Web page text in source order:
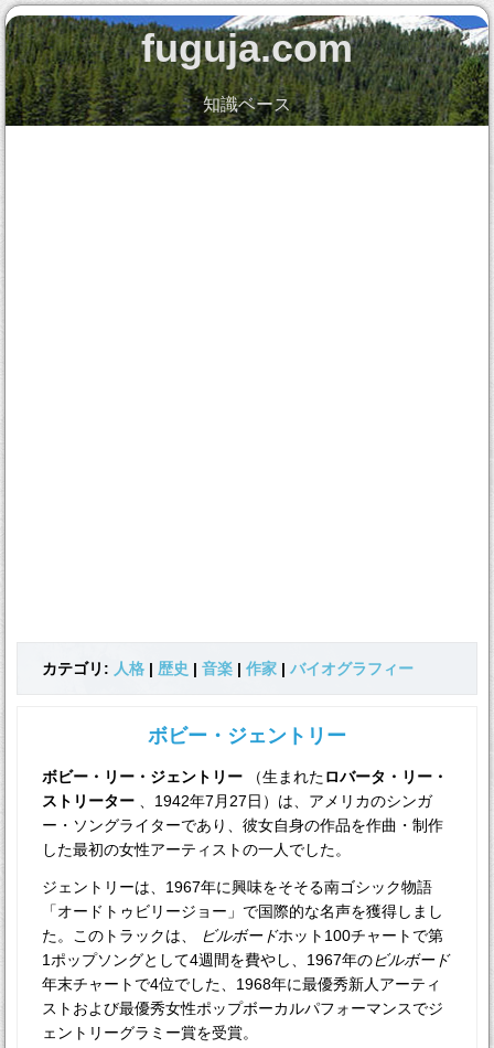
fuguja.com
知識ベース
カテゴリ: 人格 |歴史 |音楽 |作家 |バイオグラフィー
ボビー・ジェントリー
ボビー・リー・ジェントリー （生まれたロバータ・リー・
ストリーター 、1942年7月27日）は、アメリカのシンガ
ー・ソングライターであり、彼女自身の作品を作曲・制作
した最初の女性アーティストの一人でした。
ジェントリーは、1967年に興味をそそる南ゴシック物語
「オードトゥビリージョー」で国際的な名声を獲得しまし
た。このトラックは、
ビルボードホット100チャートで第
1ポップソングとして4週間を費やし、1967年のビルボード
年末チャートで4位でした、1968年に最優秀新人アーティ
ストおよび最優秀女性ポップボーカルパフォーマンスでジ
ェントリーグラミー賞を受賞。